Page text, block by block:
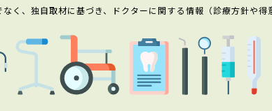
く、独自取材に基づき、ドクターに関する情報（診療方針や得